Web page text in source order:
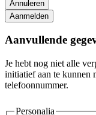
Aanmelden
Aanvullende
Je hebt nog niet alle
initiatief aan te kunnen
telefoonnummer.
Personalia